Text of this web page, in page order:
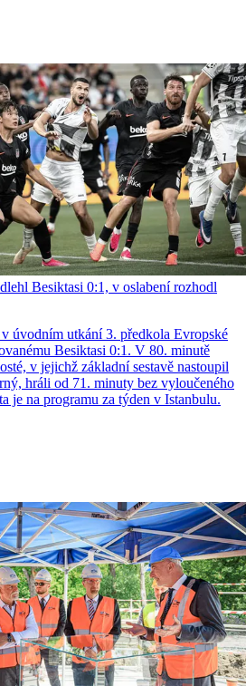
Besiktasi 0:1, v oslabení rozhodl
úvodním utkání 3. předkola Evropské
Besiktasi 0:1. V 80. minutě
v jejichž základní sestavě nastoupil
hráli od 71. minuty bez vyloučeného
je na programu za týden v Istanbulu.